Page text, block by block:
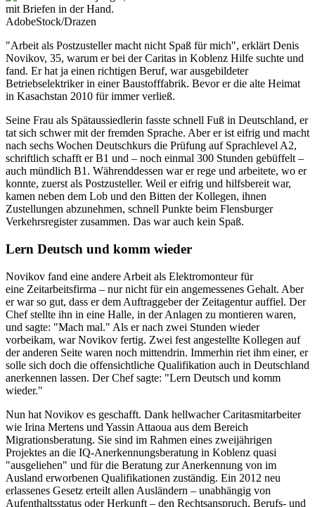
AdobeStock/Drazen
"Arbeit als Postzusteller macht nicht Spaß für mich", erklärt Denis
Novikov, 35, warum er bei der Caritas in Koblenz Hilfe suchte und
fand. Er hat ja einen richtigen Beruf, war ausgebildeter
Betriebselektriker in einer Baustofffabrik. Bevor er die alte Heimat
in Kasachstan 2010 für immer verließ.
Seine Frau als Spätaussiedlerin fasste schnell Fuß in Deutschland, er
tat sich schwer mit der fremden Sprache. Aber er ist eifrig und macht
nach sechs Wochen Deutschkurs die Prüfung auf Sprachlevel A2,
schriftlich schafft er B1 und – noch einmal 300 Stunden gebüffelt –
auch mündlich B1. Währenddessen war er rege und arbeitete, wo er
konnte, zuerst als Postzusteller. Weil er eifrig und hilfsbereit war,
kamen neben dem Lob und den Bitten der Kollegen, ihnen
Zustellungen abzunehmen, schnell Punkte beim Flensburger
Verkehrsregister zusammen. Das war auch kein Spaß.
Lern Deutsch und komm wieder
Novikov fand eine andere Arbeit als Elektromonteur für
eine Zeitarbeitsfirma – nur nicht für ein angemessenes Gehalt. Aber
er war so gut, dass er dem Auftraggeber der Zeitagentur auffiel. Der
Chef stellte ihn in eine Halle, in der Anlagen zu montieren waren,
und sagte: "Mach mal." Als er nach zwei Stunden wieder
vorbeikam, war Novikov fertig. Zwei fest angestellte Kollegen auf
der anderen Seite waren noch mittendrin. Immerhin riet ihm einer, er
solle sich doch die offensichtliche Qualifikation auch in Deutschland
anerkennen lassen. Der Chef sagte: "Lern Deutsch und komm
wieder."
Nun hat Novikov es geschafft. Dank hellwacher Caritasmitarbeiter
wie Irina Mertens und Yassin Attaoua aus dem Bereich
Migrationsberatung. Sie sind im Rahmen eines zweijährigen
Projektes an die IQ-Anerkennungsberatung in Koblenz quasi
"ausgeliehen" und für die Beratung zur Anerkennung von im
Ausland erworbenen Qualifikationen zuständig. Ein 2012 neu
erlassenes Gesetz erteilt allen Ausländern – unabhängig von
Aufenthaltsstatus oder Herkunft – den Rechtsanspruch, Berufs- und